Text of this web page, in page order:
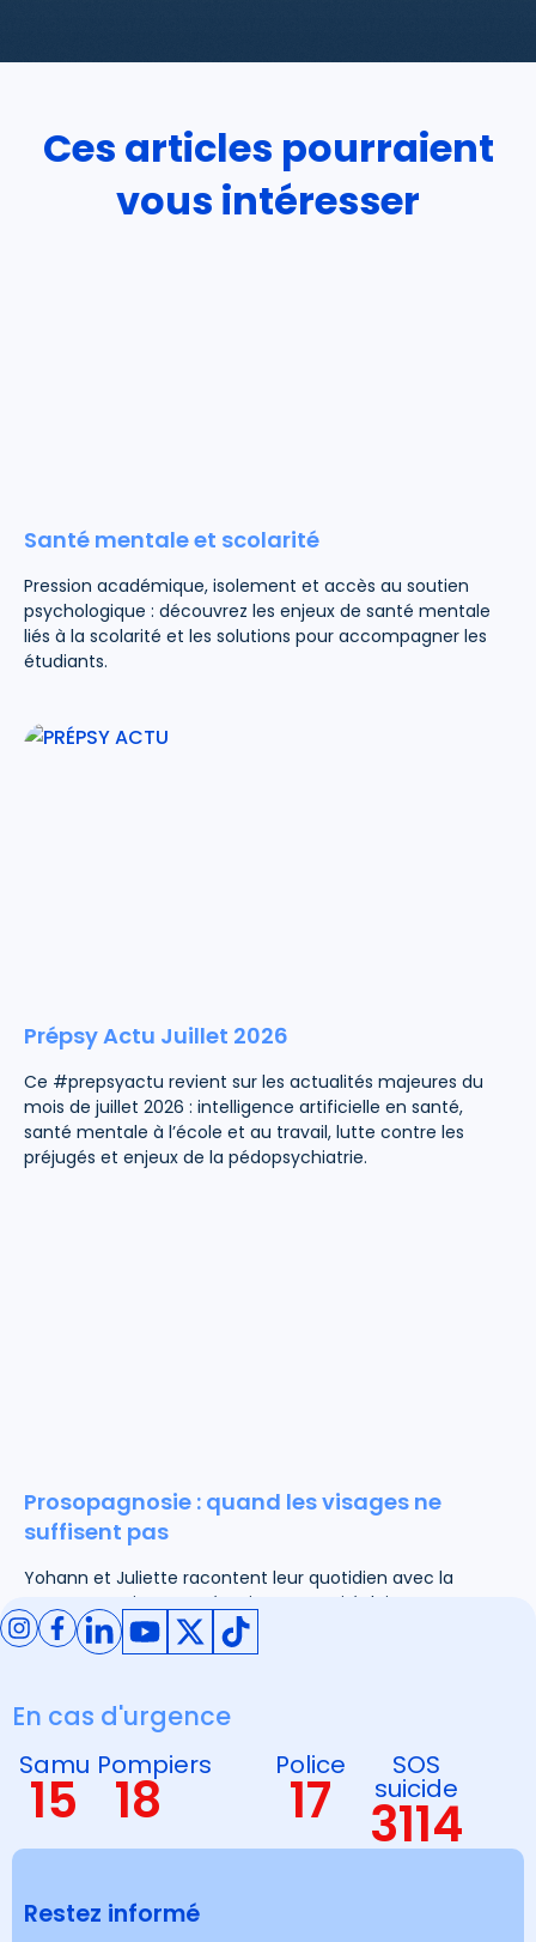
Ces articles pourraient
vous intéresser
Santé mentale et scolarité
Pression académique, isolement et accès au soutien
psychologique : découvrez les enjeux de santé mentale
liés à la scolarité et les solutions pour accompagner les
étudiants.
Prépsy Actu Juillet 2026
Ce #prepsyactu revient sur les actualités majeures du
mois de juillet 2026 : intelligence artificielle en santé,
santé mentale à l’école et au travail, lutte contre les
préjugés et enjeux de la pédopsychiatrie.
Prosopagnosie : quand les visages ne
suffisent pas
Yohann et Juliette racontent leur quotidien avec la
prosopagnosie. Deux témoignages qui éclairent ce
trouble invisible et ses effets sur la vie sociale.
En cas d'urgence
Samu
15
Pompiers
18
Police
17
SOS
suicide
3114
Restez informé